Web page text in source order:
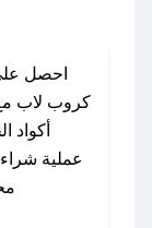
احصل
كروب لاب
أكواد
عملية